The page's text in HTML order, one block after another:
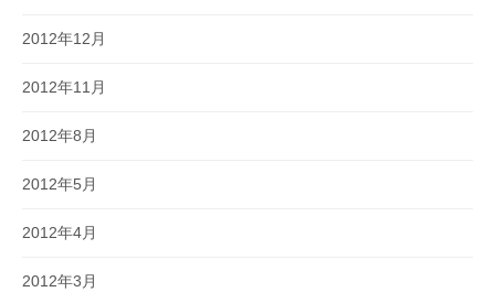
2012年12月
2012年11月
2012年8月
2012年5月
2012年4月
2012年3月